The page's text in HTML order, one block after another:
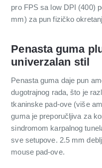
pro FPS sa low DPI (400)
mm) za pun fizičko
Penasta guma
univerzalan stil
Penasta guma daje pun
dugotrajnog rada, što je
tkaninske pad-ove (više
guma je preporučljiva za
sindromom karpalnog
sve setupove. 2.5 mm
mouse pad-ove.